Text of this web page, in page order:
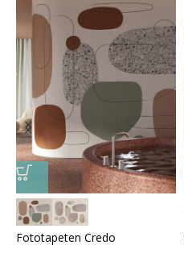
Fototapeten Credo